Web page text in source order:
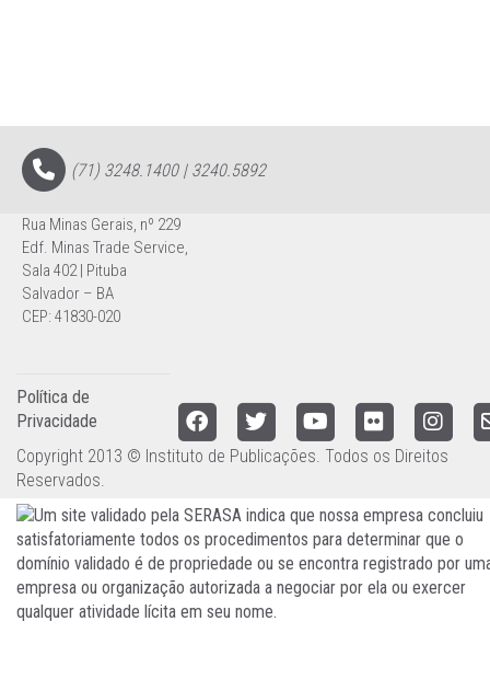
(71) 3248.1400 | 3240.5892
Rua Minas Gerais, nº 229
Edf. Minas Trade Service,
Sala 402 | Pituba
Salvador – BA
CEP: 41830-020
Política de
Privacidade
Copyright 2013 © Instituto de Publicações. Todos os Direitos
Reservados.